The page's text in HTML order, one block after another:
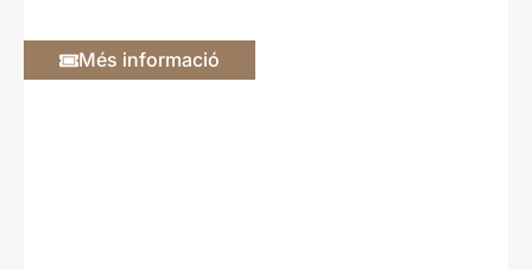
Més informació